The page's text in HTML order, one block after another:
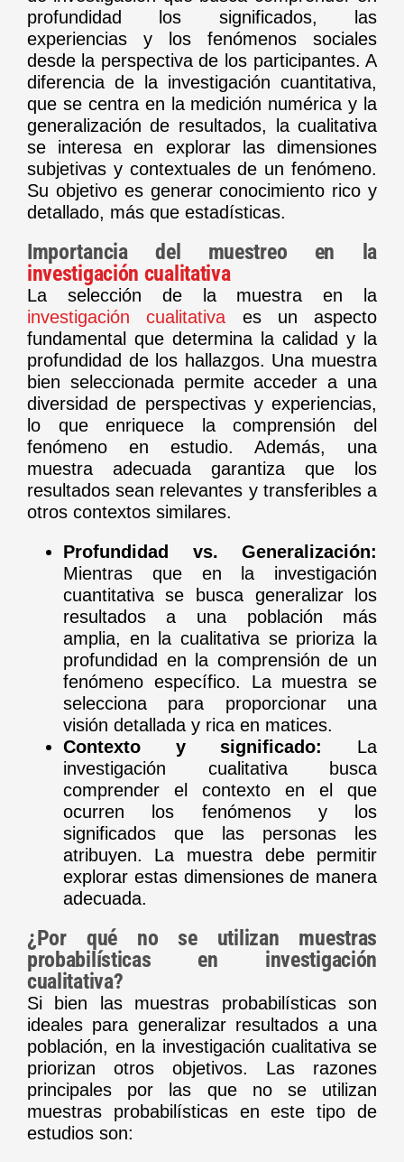
profundidad los significados, las
experiencias y los fenómenos sociales
desde la perspectiva de los participantes. A
diferencia de la investigación cuantitativa,
que se centra en la medición numérica y la
generalización de resultados, la cualitativa
se interesa en explorar las dimensiones
subjetivas y contextuales de un fenómeno.
Su objetivo es generar conocimiento rico y
detallado, más que estadísticas.
Importancia del muestreo en la
investigación cualitativa
La selección de la muestra en la
investigación cualitativa es un aspecto
fundamental que determina la calidad y la
profundidad de los hallazgos. Una muestra
bien seleccionada permite acceder a una
diversidad de perspectivas y experiencias,
lo que enriquece la comprensión del
fenómeno en estudio. Además, una
muestra adecuada garantiza que los
resultados sean relevantes y transferibles a
otros contextos similares.
Profundidad vs. Generalización:
Mientras que en la investigación
cuantitativa se busca generalizar los
resultados a una población más
amplia, en la cualitativa se prioriza la
profundidad en la comprensión de un
fenómeno específico. La muestra se
selecciona para proporcionar una
visión detallada y rica en matices.
Contexto y significado:
La
investigación cualitativa busca
comprender el contexto en el que
ocurren los fenómenos y los
significados que las personas les
atribuyen. La muestra debe permitir
explorar estas dimensiones de manera
adecuada.
¿Por qué no se utilizan muestras
probabilísticas en investigación
cualitativa?
Si bien las muestras probabilísticas son
ideales para generalizar resultados a una
población, en la investigación cualitativa se
priorizan otros objetivos. Las razones
principales por las que no se utilizan
muestras probabilísticas en este tipo de
estudios son: